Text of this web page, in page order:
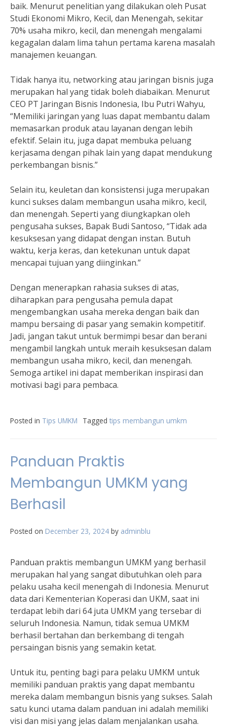
baik. Menurut penelitian yang dilakukan oleh Pusat
Studi Ekonomi Mikro, Kecil, dan Menengah, sekitar
70% usaha mikro, kecil, dan menengah mengalami
kegagalan dalam lima tahun pertama karena masalah
manajemen keuangan.
Tidak hanya itu, networking atau jaringan bisnis juga
merupakan hal yang tidak boleh diabaikan. Menurut
CEO PT Jaringan Bisnis Indonesia, Ibu Putri Wahyu,
“Memiliki jaringan yang luas dapat membantu dalam
memasarkan produk atau layanan dengan lebih
efektif. Selain itu, juga dapat membuka peluang
kerjasama dengan pihak lain yang dapat mendukung
perkembangan bisnis.”
Selain itu, keuletan dan konsistensi juga merupakan
kunci sukses dalam membangun usaha mikro, kecil,
dan menengah. Seperti yang diungkapkan oleh
pengusaha sukses, Bapak Budi Santoso, “Tidak ada
kesuksesan yang didapat dengan instan. Butuh
waktu, kerja keras, dan ketekunan untuk dapat
mencapai tujuan yang diinginkan.”
Dengan menerapkan rahasia sukses di atas,
diharapkan para pengusaha pemula dapat
mengembangkan usaha mereka dengan baik dan
mampu bersaing di pasar yang semakin kompetitif.
Jadi, jangan takut untuk bermimpi besar dan berani
mengambil langkah untuk meraih kesuksesan dalam
membangun usaha mikro, kecil, dan menengah.
Semoga artikel ini dapat memberikan inspirasi dan
motivasi bagi para pembaca.
Posted in Tips UMKM Tagged tips membangun umkm
Panduan Praktis
Membangun UMKM yang
Berhasil
Posted on December 23, 2024 by adminblu
Panduan praktis membangun UMKM yang berhasil
merupakan hal yang sangat dibutuhkan oleh para
pelaku usaha kecil menengah di Indonesia. Menurut
data dari Kementerian Koperasi dan UKM, saat ini
terdapat lebih dari 64 juta UMKM yang tersebar di
seluruh Indonesia. Namun, tidak semua UMKM
berhasil bertahan dan berkembang di tengah
persaingan bisnis yang semakin ketat.
Untuk itu, penting bagi para pelaku UMKM untuk
memiliki panduan praktis yang dapat membantu
mereka dalam membangun bisnis yang sukses. Salah
satu kunci utama dalam panduan ini adalah memiliki
visi dan misi yang jelas dalam menjalankan usaha.